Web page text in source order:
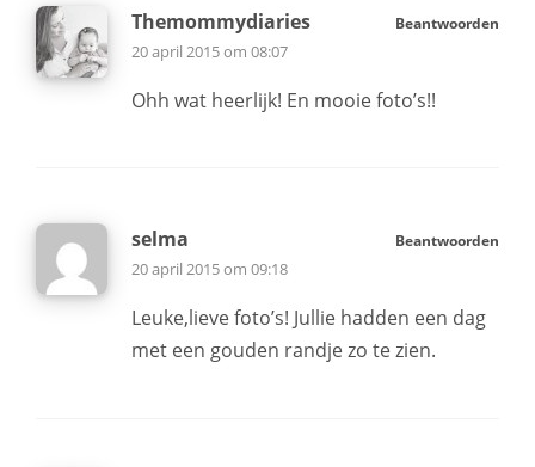
Themommydiaries
20 april 2015 om 08:07
Ohh wat heerlijk! En mooie foto’s!!
Beantwoorden
selma
20 april 2015 om 09:18
Leuke,lieve foto’s! Jullie hadden een dag
met een gouden randje zo te zien.
Beantwoorden